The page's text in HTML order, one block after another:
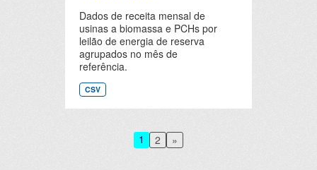
Dados de receita mensal de
usinas a biomassa e PCHs por
leilão de energia de reserva
agrupados no mês de
referência.
CSV
1 2 »